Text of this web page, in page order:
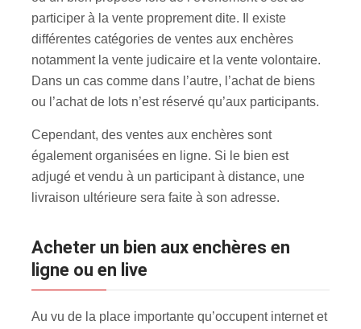
participer à la vente proprement dite. Il existe
différentes catégories de ventes aux enchères
notamment la vente judicaire et la vente volontaire.
Dans un cas comme dans l’autre, l’achat de biens
ou l’achat de lots n’est réservé qu’aux participants.
Cependant, des ventes aux enchères sont
également organisées en ligne. Si le bien est
adjugé et vendu à un participant à distance, une
livraison ultérieure sera faite à son adresse.
Acheter un bien aux enchères en
ligne ou en live
Au vu de la place importante qu’occupent internet et